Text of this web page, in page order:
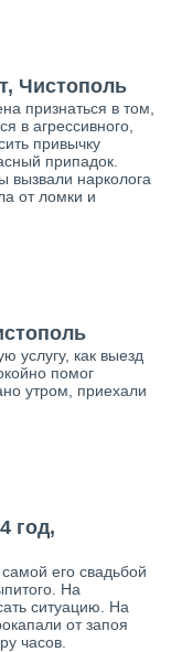
Чистополь
признаться в том,
в агрессивного,
привычку
припадок.
вызвали нарколога
от ломки и
услугу, как выезд
помог
утром, приехали
год,
его свадьбой
На
ситуацию. На
от запоя
часов.